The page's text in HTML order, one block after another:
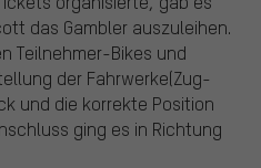
das Gambler auszuleihen.
Teilnehmer-Bikes und
der Fahrwerke(Zug-
und die korrekte Position
ging es in Richtung